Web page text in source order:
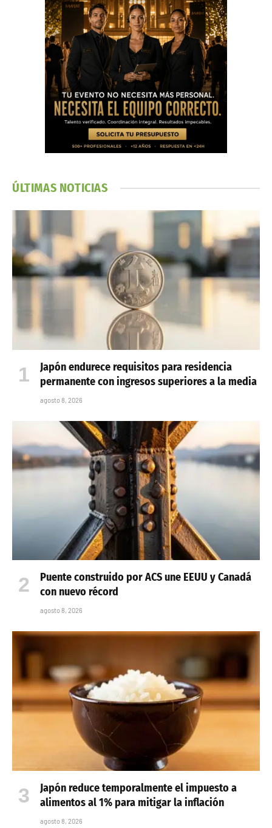
ÚLTIMAS NOTICIAS
Japón endurece requisitos para residencia
permanente con ingresos superiores a la media
agosto 8, 2026
Puente construido por ACS une EEUU y Canadá
con nuevo récord
agosto 8, 2026
Japón reduce temporalmente el impuesto a
alimentos al 1% para mitigar la inflación
agosto 8, 2026